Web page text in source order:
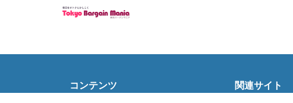
コンテンツ 関連サイト